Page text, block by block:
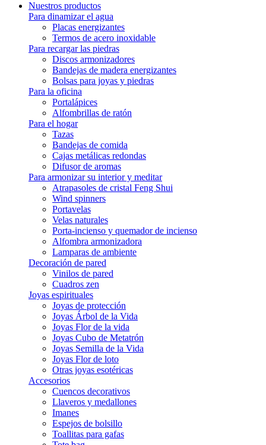
Nuestros productos
Para dinamizar el agua
Placas energizantes
Termos de acero inoxidable
Para recargar las piedras
Discos armonizadores
Bandejas de madera energizantes
Bolsas para joyas y piedras
Para la oficina
Portalápices
Alfombrillas de ratón
Para el hogar
Tazas
Bandejas de comida
Cajas metálicas redondas
Difusor de aromas
Para armonizar su interior y meditar
Atrapasoles de cristal Feng Shui
Wind spinners
Portavelas
Velas naturales
Porta-incienso y quemador de incienso
Alfombra armonizadora
Lamparas de ambiente
Decoración de pared
Vinilos de pared
Cuadros zen
Joyas espirituales
Joyas de protección
Joyas Árbol de la Vida
Joyas Flor de la vida
Joyas Cubo de Metatrón
Joyas Semilla de la Vida
Joyas Flor de loto
Otras joyas esotéricas
Accesorios
Cuencos decorativos
Llaveros y medallones
Imanes
Espejos de bolsillo
Toallitas para gafas